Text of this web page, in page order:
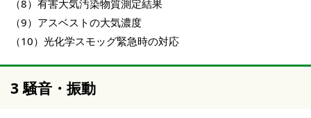
（8）有害大気汚染物質測定結果
（9）アスベストの大気濃度
（10）光化学スモッグ緊急時の対応
3 騒音・振動